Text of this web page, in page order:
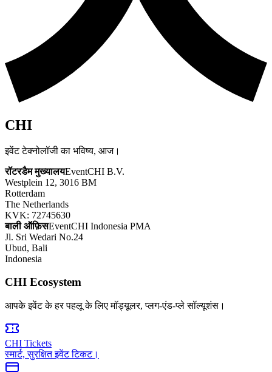
CHI
इवेंट टेक्नोलॉजी का भविष्य, आज।
रॉटरडैम मुख्यालयEventCHI B.V.
Westplein 12, 3016 BM
Rotterdam
The Netherlands
KVK: 72745630
बाली ऑफ़िसEventCHI Indonesia PMA
Jl. Sri Wedari No.24
Ubud, Bali
Indonesia
CHI Ecosystem
आपके इवेंट के हर पहलू के लिए मॉड्यूलर, प्लग-एंड-प्ले सॉल्यूशंस।
CHI Tickets
स्मार्ट, सुरक्षित इवेंट टिकट।